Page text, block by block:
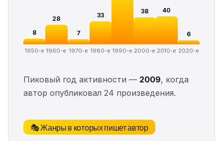
8
1950-е
28
1960-е
7
1970-е
33
1980-е 1990-е
38
2000-е
40
2010-е
6
2020-е
Пиковый год активности — 2009, когда
автор опубликовал 24 произведения.
🎭 Жанры в которых пишет автор